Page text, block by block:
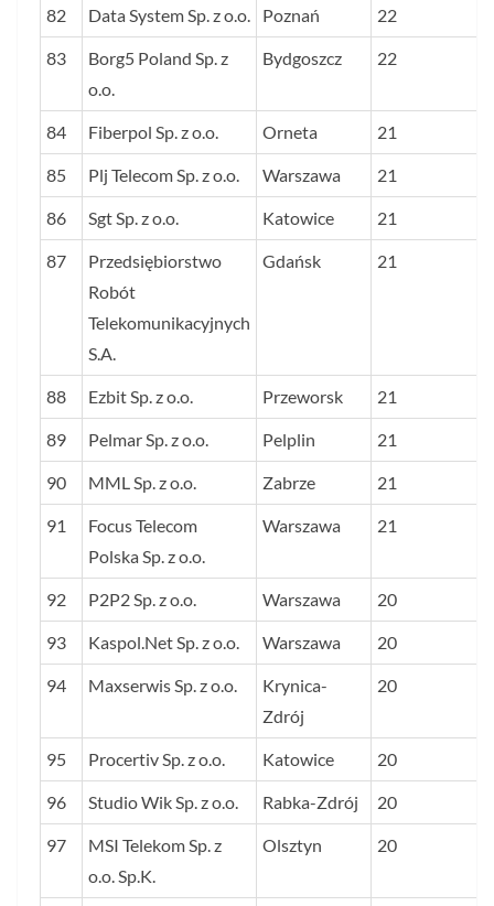
82 Data System Sp. z o.o. Poznań 22
83
Borg5 Poland Sp. z
o.o.
Bydgoszcz 22
84 Fiberpol Sp. z o.o. Orneta 21
85 Plj Telecom Sp. z o.o. Warszawa 21
86 Sgt Sp. z o.o. Katowice 21
87
Przedsiębiorstwo
Robót
Telekomunikacyjnych
S.A.
Gdańsk 21
88 Ezbit Sp. z o.o. Przeworsk 21
89 Pelmar Sp. z o.o. Pelplin 21
90 MML Sp. z o.o. Zabrze 21
91
Focus Telecom
Polska Sp. z o.o.
Warszawa 21
92 P2P2 Sp. z o.o. Warszawa 20
93 Kaspol.Net Sp. z o.o. Warszawa 20
94 Maxserwis Sp. z o.o.
Krynica-
Zdrój
20
95 Procertiv Sp. z o.o. Katowice 20
96 Studio Wik Sp. z o.o. Rabka-Zdrój 20
97
MSI Telekom Sp. z
o.o. Sp.K.
Olsztyn 20